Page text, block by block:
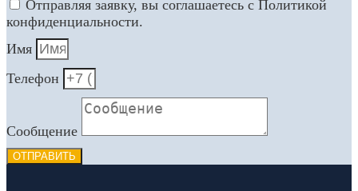
Отправляя заявку, вы соглашаетесь с Политикой
конфиденциальности.
Имя
Телефон
Сообщение
ОТПРАВИТЬ